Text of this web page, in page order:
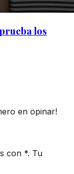
los
en opinar!
con *. Tu